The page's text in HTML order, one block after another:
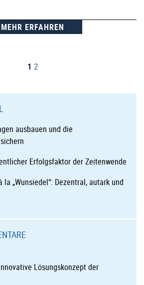
MEHR ERFAHREN
Seite
1 Seite
2Nächste
ausbauen und die
Erfolgsfaktor der Zeitenwende
la „Wunsiedel“: Dezentral, autark und
Lösungskonzept der